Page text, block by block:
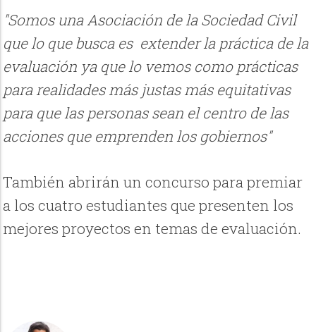
"Somos una Asociación de la Sociedad Civil
que lo que busca es extender la práctica de la
evaluación ya que lo vemos como prácticas
para realidades más justas más equitativas
para que las personas sean el centro de las
acciones que emprenden los gobiernos"
También abrirán un concurso para premiar
a los cuatro estudiantes que presenten los
mejores proyectos en temas de evaluación.